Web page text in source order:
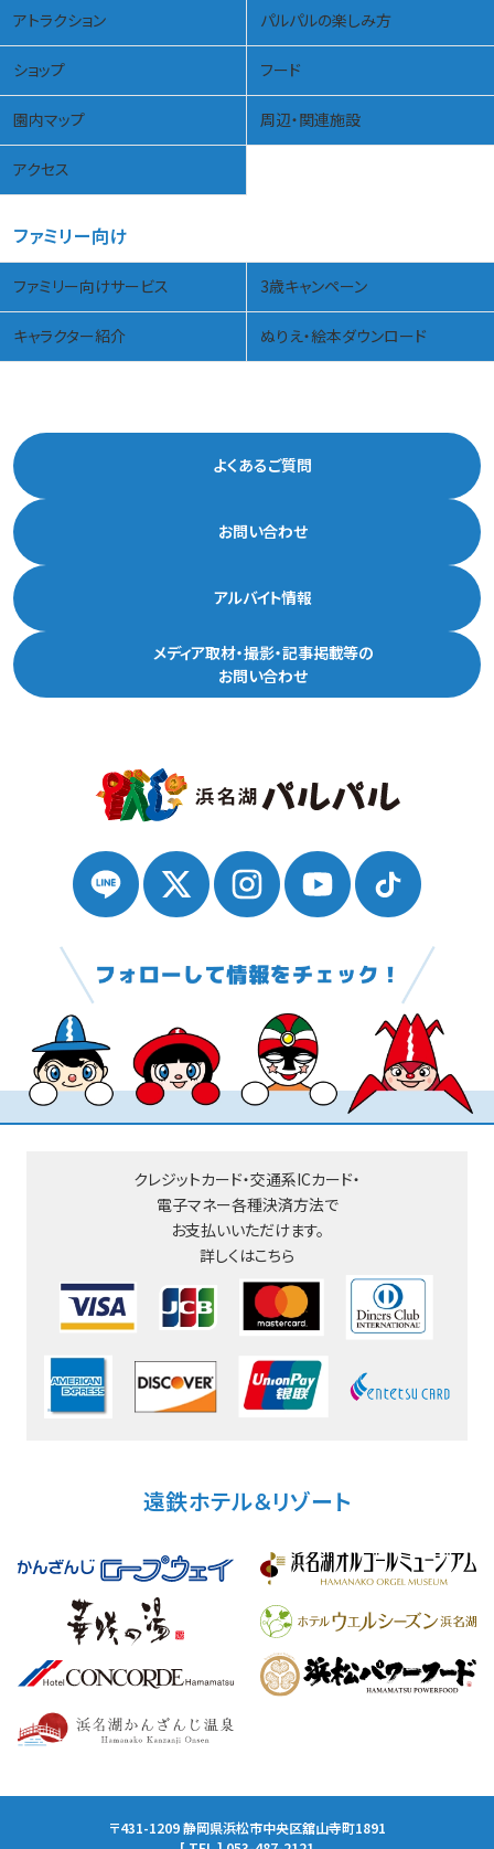
アトラクション パルパルの楽しみ方
ショップ フード
園内マップ 周辺・関連施設
アクセス
ファミリー向け
ファミリー向けサービス 3歳キャンペーン
キャラクター紹介 ぬりえ・絵本ダウンロード
よくあるご質問
お問い合わせ
アルバイト情報
メディア取材・撮影・記事掲載等の
お問い合わせ
クレジットカード・交通系ICカード・
電子マネー各種決済方法で
お支払いいただけます。
詳しくはこちら
遠鉄ホテル＆リゾート
〒431-1209 静岡県浜松市中央区舘山寺町1891